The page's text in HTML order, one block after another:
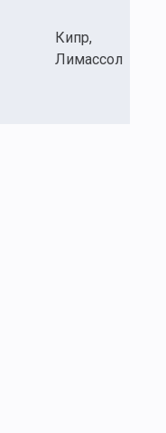
Кипр,
Лимассол